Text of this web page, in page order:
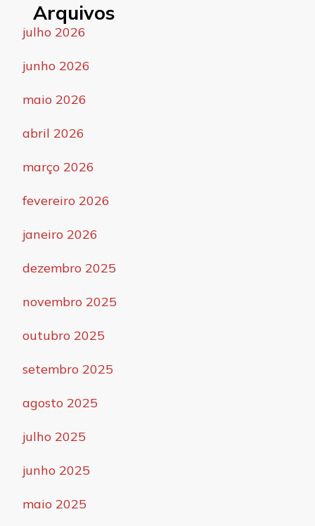
Arquivos
julho 2026
junho 2026
maio 2026
abril 2026
março 2026
fevereiro 2026
janeiro 2026
dezembro 2025
novembro 2025
outubro 2025
setembro 2025
agosto 2025
julho 2025
junho 2025
maio 2025